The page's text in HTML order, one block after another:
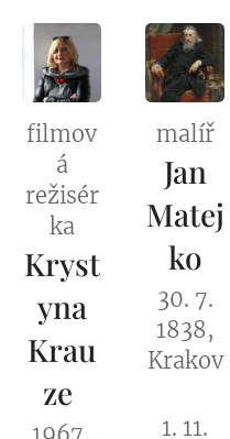
filmov
á
režisér
ka
Kryst
yna
Krau
ze
malíř
Jan
Matej
ko
30. 7.
1838,
Krakov
1. 11.